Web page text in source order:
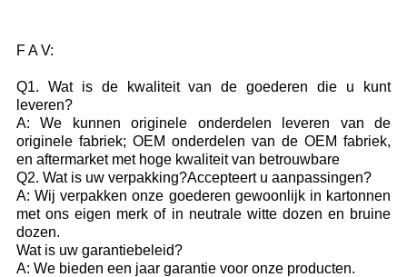
F A V:
Q1. Wat is de kwaliteit van de goederen die u kunt
leveren?
A: We kunnen originele onderdelen leveren van de
originele fabriek; OEM onderdelen van de OEM fabriek,
en aftermarket met hoge kwaliteit van betrouwbare
Q2. Wat is uw verpakking?Accepteert u aanpassingen?
A: Wij verpakken onze goederen gewoonlijk in kartonnen
met ons eigen merk of in neutrale witte dozen en bruine
dozen.
Wat is uw garantiebeleid?
A: We bieden een jaar garantie voor onze producten.